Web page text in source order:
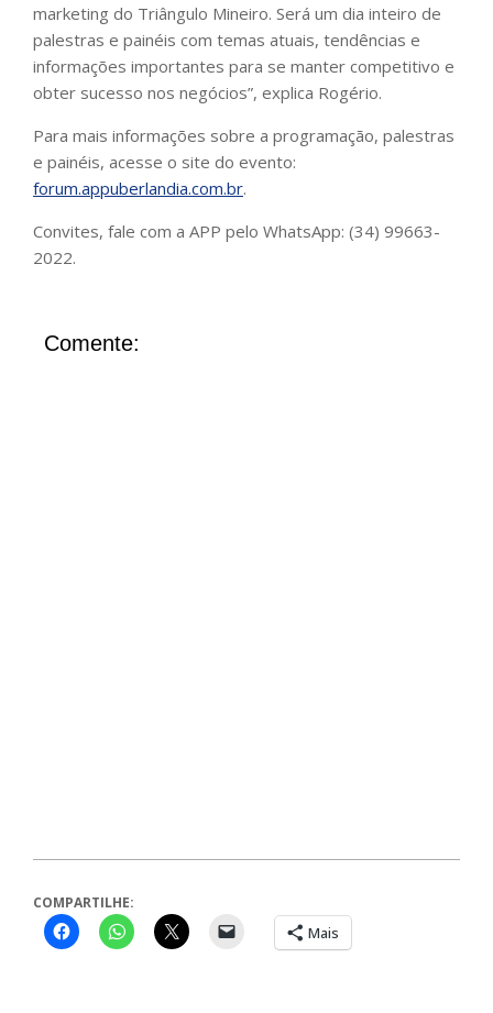
marketing do Triângulo Mineiro. Será um dia inteiro de
palestras e painéis com temas atuais, tendências e
informações importantes para se manter competitivo e
obter sucesso nos negócios”, explica Rogério.
Para mais informações sobre a programação, palestras
e painéis, acesse o site do evento:
forum.appuberlandia.com.br.
Convites, fale com a APP pelo WhatsApp: (34) 99663-
2022.
Comente:
COMPARTILHE:
Mais